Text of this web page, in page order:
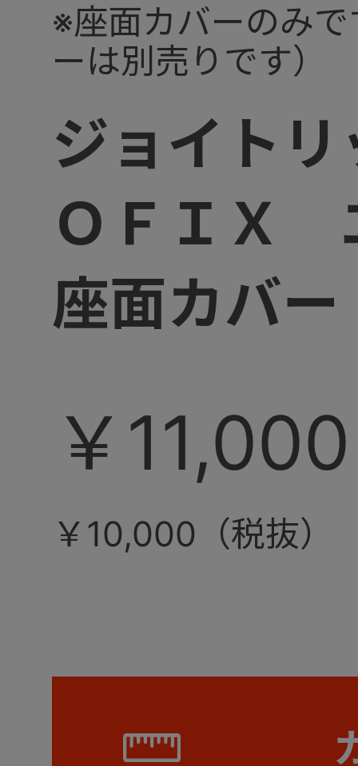
ジョイト
ＯＦＩＸ
座面カバ
※座面カバーのみ
ーは別売りです）
￥11,000
￥10,000（税抜）